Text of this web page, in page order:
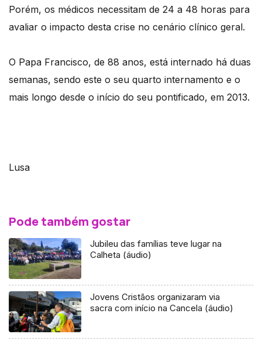
Porém, os médicos necessitam de 24 a 48 horas para
avaliar o impacto desta crise no cenário clínico geral.
O Papa Francisco, de 88 anos, está internado há duas
semanas, sendo este o seu quarto internamento e o
mais longo desde o início do seu pontificado, em 2013.
Lusa
Pode também gostar
Jubileu das famílias teve lugar na
Calheta (áudio)
Jovens Cristãos organizaram via
sacra com início na Cancela (áudio)